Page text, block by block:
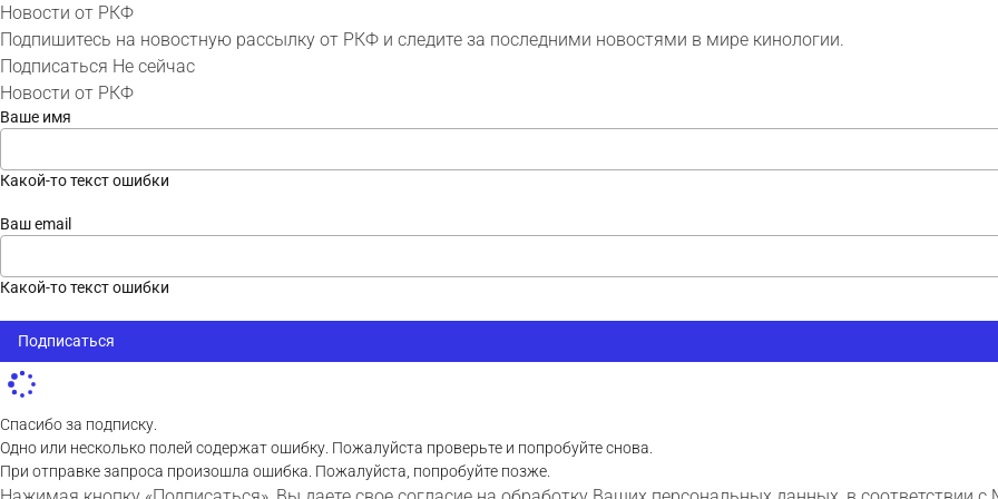
Новости от РКФ
Подпишитесь на новостную рассылку от РКФ и следите за последними новостями в мире кинологии.
Подписаться Не сейчас
Новости от РКФ
Ваше имя
Какой-то текст ошибки
Ваш email
Какой-то текст ошибки
Подписаться
Спасибо за подписку.
Одно или несколько полей содержат ошибку. Пожалуйста проверьте и попробуйте снова.
При отправке запроса произошла ошибка. Пожалуйста, попробуйте позже.